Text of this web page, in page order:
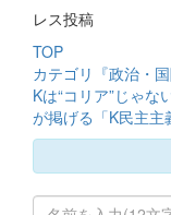
レス投稿
TOP
カテゴリ『政治・国
Kは“コリア”じゃな
が掲げる「K民主主